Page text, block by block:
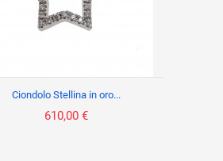
Ciondolo Stellina in oro...
610,00 €